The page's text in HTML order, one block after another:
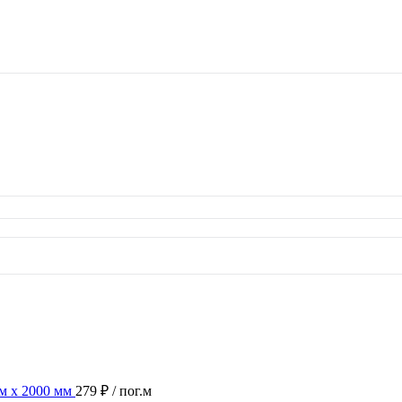
х 2000 мм 279 ₽ / пог.м